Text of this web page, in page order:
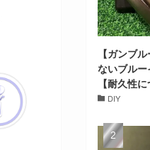
【ガンブ
ないブル
【耐久性
DIY